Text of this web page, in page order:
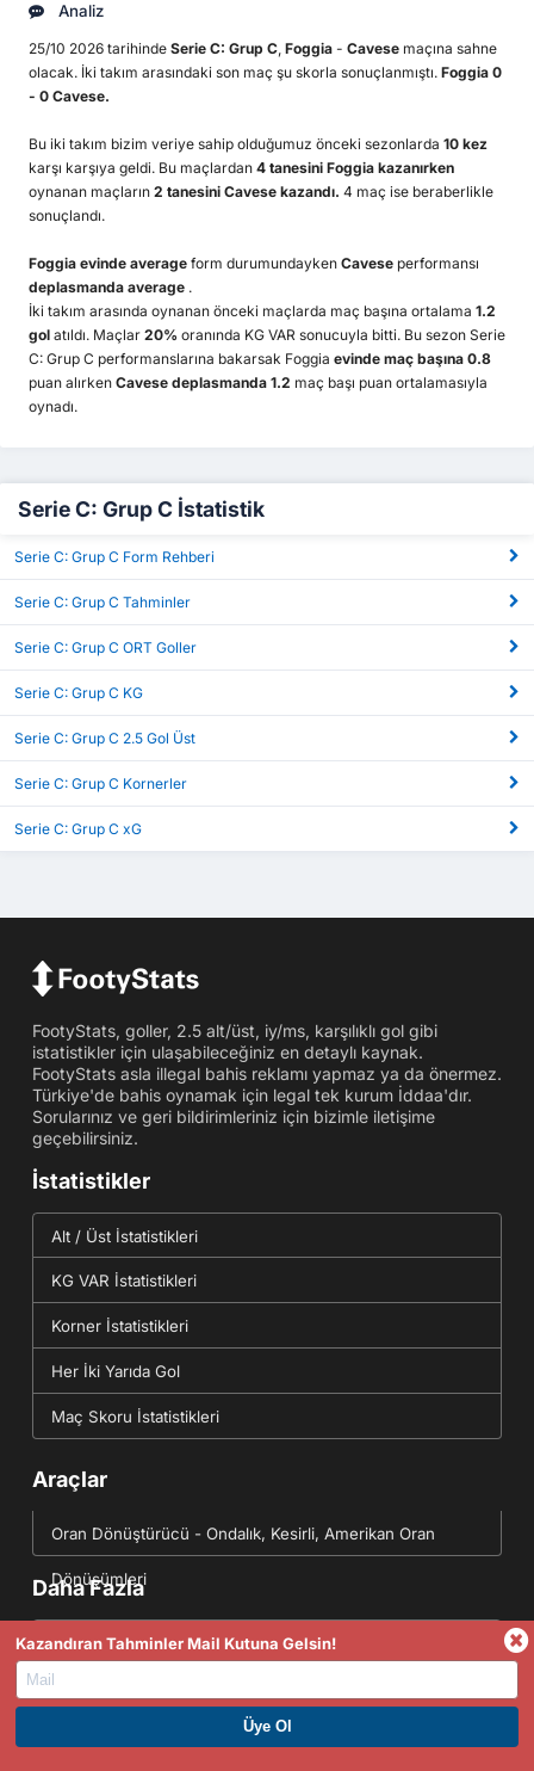
Analiz
25/10 2026 tarihinde Serie C: Grup C, Foggia - Cavese maçına sahne
olacak. İki takım arasındaki son maç şu skorla sonuçlanmıştı. Foggia 0
- 0 Cavese.
Bu iki takım bizim veriye sahip olduğumuz önceki sezonlarda 10 kez
karşı karşıya geldi. Bu maçlardan 4 tanesini Foggia kazanırken
oynanan maçların 2 tanesini Cavese kazandı. 4 maç ise beraberlikle
sonuçlandı.
Foggia evinde average form durumundayken Cavese performansı
deplasmanda average .
İki takım arasında oynanan önceki maçlarda maç başına ortalama 1.2
gol atıldı. Maçlar 20% oranında KG VAR sonucuyla bitti. Bu sezon Serie
C: Grup C performanslarına bakarsak Foggia evinde maç başına 0.8
puan alırken Cavese deplasmanda 1.2 maç başı puan ortalamasıyla
oynadı.
Serie C: Grup C İstatistik
Serie C: Grup C Form Rehberi
Serie C: Grup C Tahminler
Serie C: Grup C ORT Goller
Serie C: Grup C KG
Serie C: Grup C 2.5 Gol Üst
Serie C: Grup C Kornerler
Serie C: Grup C xG
FootyStats, goller, 2.5 alt/üst, iy/ms, karşılıklı gol gibi
istatistikler için ulaşabileceğiniz en detaylı kaynak.
FootyStats asla illegal bahis reklamı yapmaz ya da önermez.
Türkiye'de bahis oynamak için legal tek kurum İddaa'dır.
Sorularınız ve geri bildirimleriniz için bizimle iletişime
geçebilirsiniz.
İstatistikler
Alt / Üst İstatistikleri
KG VAR İstatistikleri
Korner İstatistikleri
Her İki Yarıda Gol
Maç Skoru İstatistikleri
Araçlar
Oran Dönüştürücü - Ondalık, Kesirli, Amerikan Oran
Dönüşümleri
Daha Fazla
Dünün Sonuçları
Yarının Fikstürü
PREMIUM ÜYE OL. HEMEN KAZAN
Kazandıran Tahminler Mail Kutuna Gelsin!